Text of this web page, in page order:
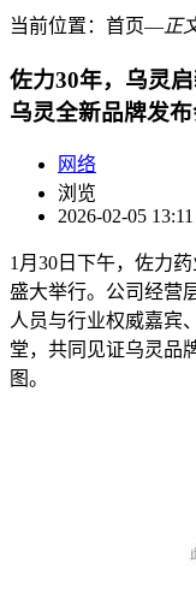
当前位置： 首页―正
佐力30年，乌灵
乌灵全新品牌发
网络
浏览
2026-02-05 13:11
1月30日下午，佐力
盛大举行。公司经营
人员与行业权威嘉宾
堂，共同见证乌灵品
图。